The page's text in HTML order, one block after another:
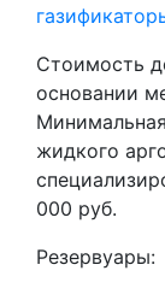
Стоимость
основании
жидкого
000 руб.
Резервуары: